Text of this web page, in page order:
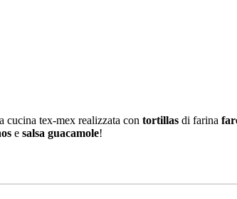
cucina tex-mex realizzata con tortillas di farina
e salsa guacamole!